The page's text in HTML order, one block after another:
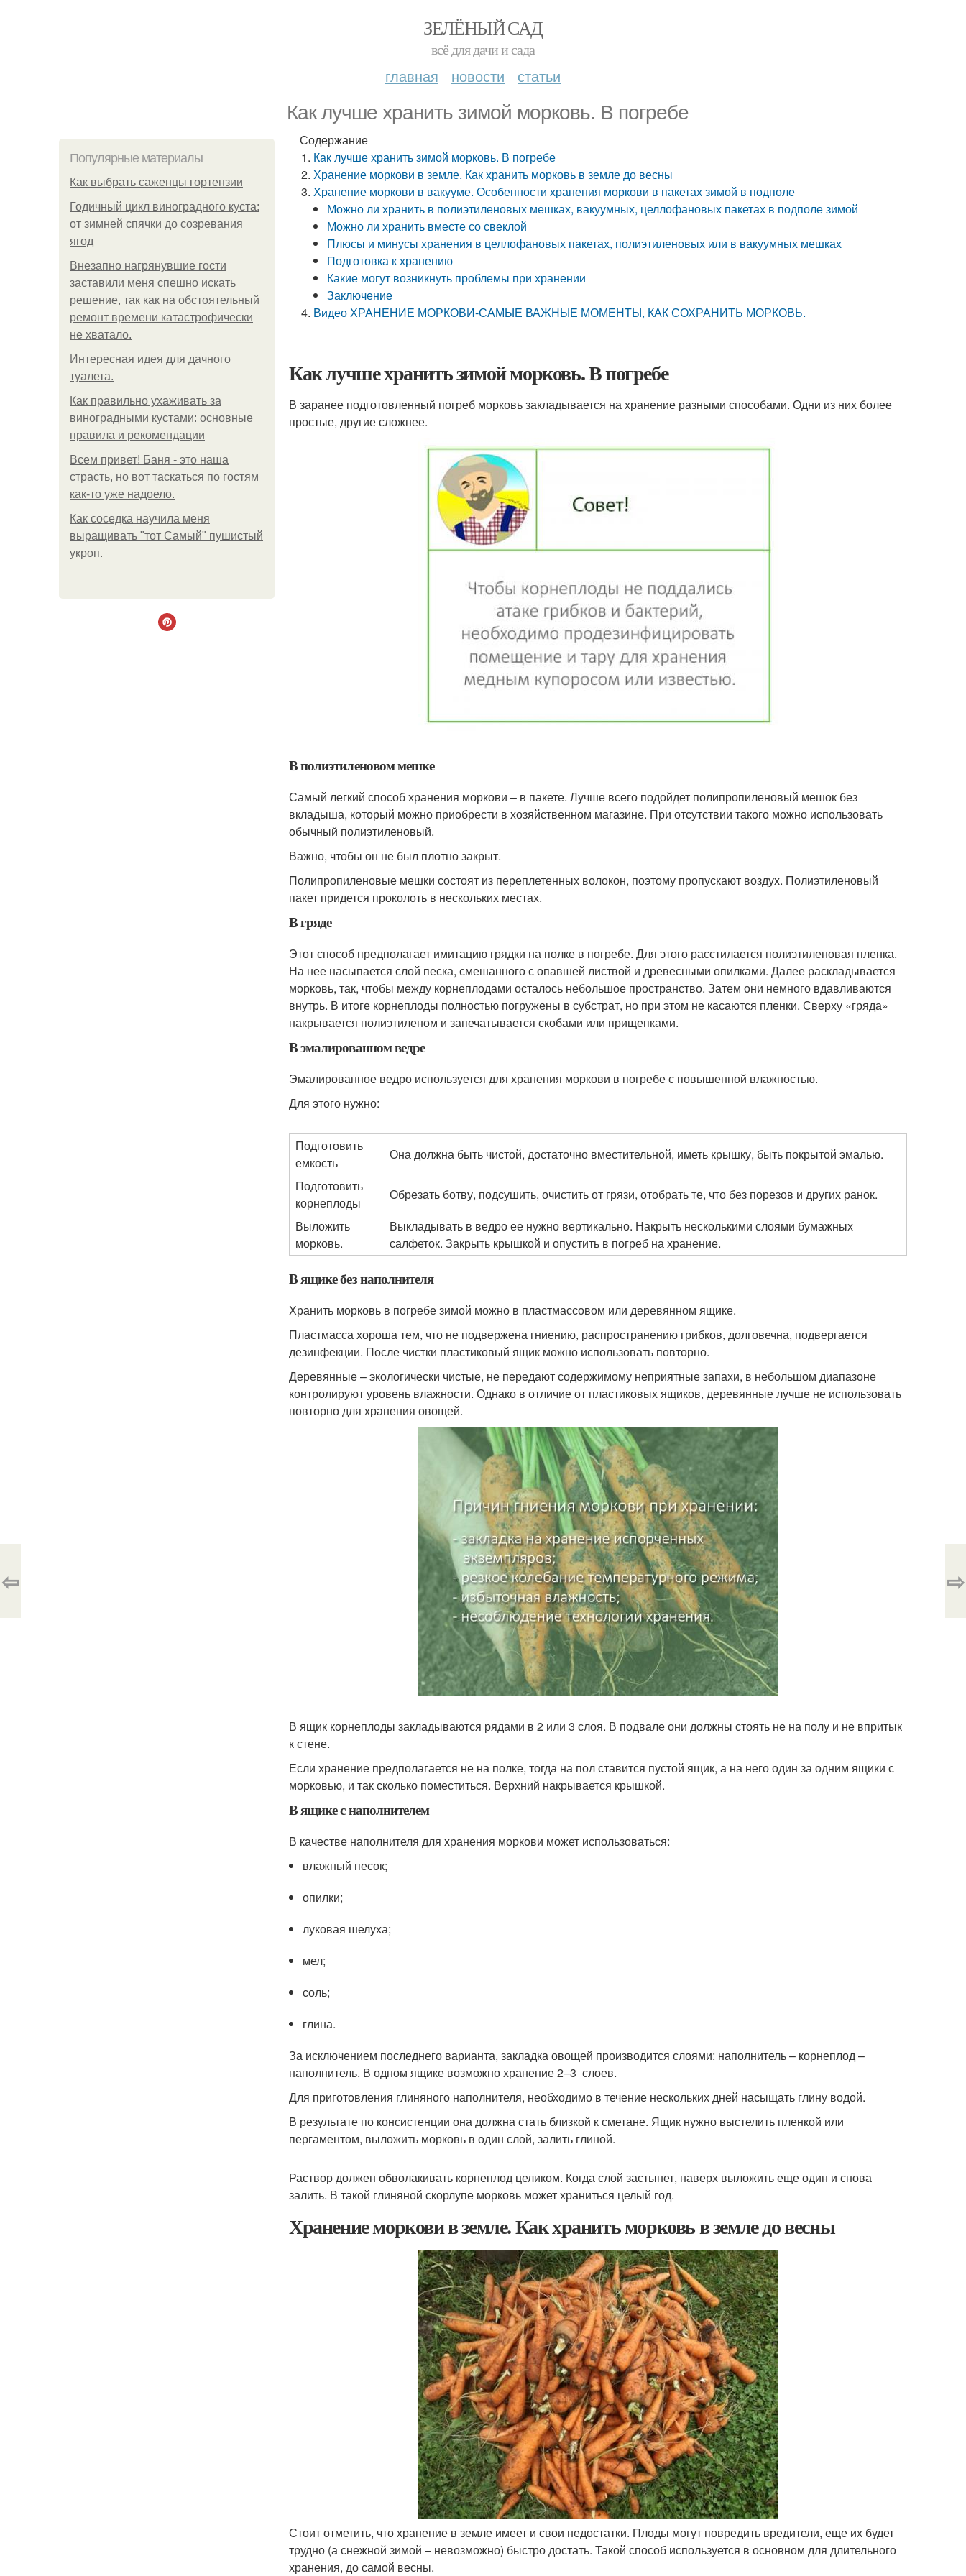
ЗЕЛЁНЫЙ САД
всё для дачи и сада
главная новости статьи
Как лучше хранить зимой морковь. В погребе
Популярные материалы
Как выбрать саженцы гортензии
Годичный цикл виноградного куста:
от зимней спячки до созревания
ягод
Внезапно нагрянувшие гости
заставили меня спешно искать
решение, так как на обстоятельный
ремонт времени катастрофически
не хватало.
Интересная идея для дачного
туалета.
Как правильно ухаживать за
виноградными кустами: основные
правила и рекомендации
Всем привет! Баня - это наша
страсть, но вот таскаться по гостям
как-то уже надоело.
Как соседка научила меня
выращивать "тот Самый" пушистый
укроп.
Содержание
Как лучше хранить зимой морковь. В погребе
Хранение моркови в земле. Как хранить морковь в земле до весны
Хранение моркови в вакууме. Особенности хранения моркови в пакетах зимой в подполе
Можно ли хранить в полиэтиленовых мешках, вакуумных, целлофановых пакетах в подполе зимой
Можно ли хранить вместе со свеклой
Плюсы и минусы хранения в целлофановых пакетах, полиэтиленовых или в вакуумных мешках
Подготовка к хранению
Какие могут возникнуть проблемы при хранении
Заключение
Видео ХРАНЕНИЕ МОРКОВИ-САМЫЕ ВАЖНЫЕ МОМЕНТЫ, КАК СОХРАНИТЬ МОРКОВЬ.
Как лучше хранить зимой морковь. В погребе
В заранее подготовленный погреб морковь закладывается на хранение разными способами. Одни из них более
простые, другие сложнее.
В полиэтиленовом мешке
Самый легкий способ хранения моркови – в пакете. Лучше всего подойдет полипропиленовый мешок без
вкладыша, который можно приобрести в хозяйственном магазине. При отсутствии такого можно использовать
обычный полиэтиленовый.
Важно, чтобы он не был плотно закрыт.
Полипропиленовые мешки состоят из переплетенных волокон, поэтому пропускают воздух. Полиэтиленовый
пакет придется проколоть в нескольких местах.
В гряде
Этот способ предполагает имитацию грядки на полке в погребе. Для этого расстилается полиэтиленовая пленка.
На нее насыпается слой песка, смешанного с опавшей листвой и древесными опилками. Далее раскладывается
морковь, так, чтобы между корнеплодами осталось небольшое пространство. Затем они немного вдавливаются
внутрь. В итоге корнеплоды полностью погружены в субстрат, но при этом не касаются пленки. Сверху «гряда»
накрывается полиэтиленом и запечатывается скобами или прищепками.
В эмалированном ведре
Эмалированное ведро используется для хранения моркови в погребе с повышенной влажностью.
Для этого нужно:
Подготовить
емкость
Она должна быть чистой, достаточно вместительной, иметь крышку, быть покрытой эмалью.
Подготовить
корнеплоды
Обрезать ботву, подсушить, очистить от грязи, отобрать те, что без порезов и других ранок.
Выложить
морковь.
Выкладывать в ведро ее нужно вертикально. Накрыть несколькими слоями бумажных
салфеток. Закрыть крышкой и опустить в погреб на хранение.
В ящике без наполнителя
Хранить морковь в погребе зимой можно в пластмассовом или деревянном ящике.
Пластмасса хороша тем, что не подвержена гниению, распространению грибков, долговечна, подвергается
дезинфекции. После чистки пластиковый ящик можно использовать повторно.
Деревянные – экологически чистые, не передают содержимому неприятные запахи, в небольшом диапазоне
контролируют уровень влажности. Однако в отличие от пластиковых ящиков, деревянные лучше не использовать
повторно для хранения овощей.
В ящик корнеплоды закладываются рядами в 2 или 3 слоя. В подвале они должны стоять не на полу и не впритык
к стене.
Если хранение предполагается не на полке, тогда на пол ставится пустой ящик, а на него один за одним ящики с
морковью, и так сколько поместиться. Верхний накрывается крышкой.
В ящике с наполнителем
В качестве наполнителя для хранения моркови может использоваться:
влажный песок;
опилки;
луковая шелуха;
мел;
соль;
глина.
За исключением последнего варианта, закладка овощей производится слоями: наполнитель – корнеплод –
наполнитель. В одном ящике возможно хранение 2–3 слоев.
Для приготовления глиняного наполнителя, необходимо в течение нескольких дней насыщать глину водой.
В результате по консистенции она должна стать близкой к сметане. Ящик нужно выстелить пленкой или
пергаментом, выложить морковь в один слой, залить глиной.
Раствор должен обволакивать корнеплод целиком. Когда слой застынет, наверх выложить еще один и снова
залить. В такой глиняной скорлупе морковь может храниться целый год.
Хранение моркови в земле. Как хранить морковь в земле до весны
Стоит отметить, что хранение в земле имеет и свои недостатки. Плоды могут повредить вредители, еще их будет
трудно (а снежной зимой – невозможно) быстро достать. Такой способ используется в основном для длительного
хранения, до самой весны.
⇦ ⇨